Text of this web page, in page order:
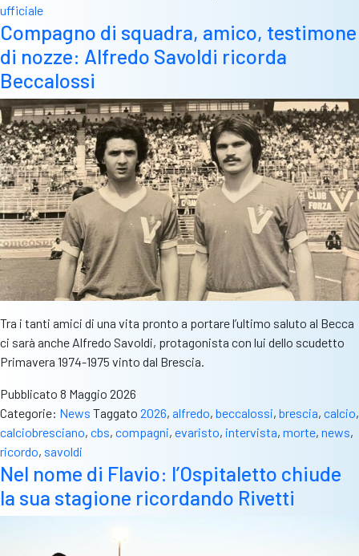
ufficiale
Compagno di squadra, amico, testimone
di nozze: Alfredo Savoldi ricorda
Beccalossi
Tra i tanti amici di una vita pronto a portare l’ultimo saluto al Becca
ci sarà anche Alfredo Savoldi, protagonista con lui dello scudetto
Primavera 1974-1975 vinto dal Brescia.
Pubblicato 8 Maggio 2026
Categorie: News Taggato 2026, alfredo, beccalossi, brescia, calcio,
calciobresciano, cbs, compagni, evaristo, intervista, morte, news,
ricordo, savoldi
Nel nome di Flavio: l’Ospitaletto chiude
la sua stagione ricordando Rivetti